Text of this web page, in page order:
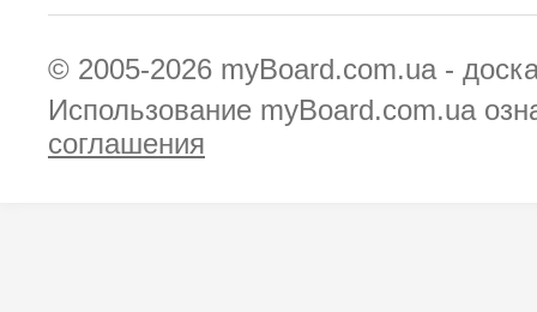
© 2005-2026 myBoard.com.ua -
Использование myBoard.com.ua
соглашения